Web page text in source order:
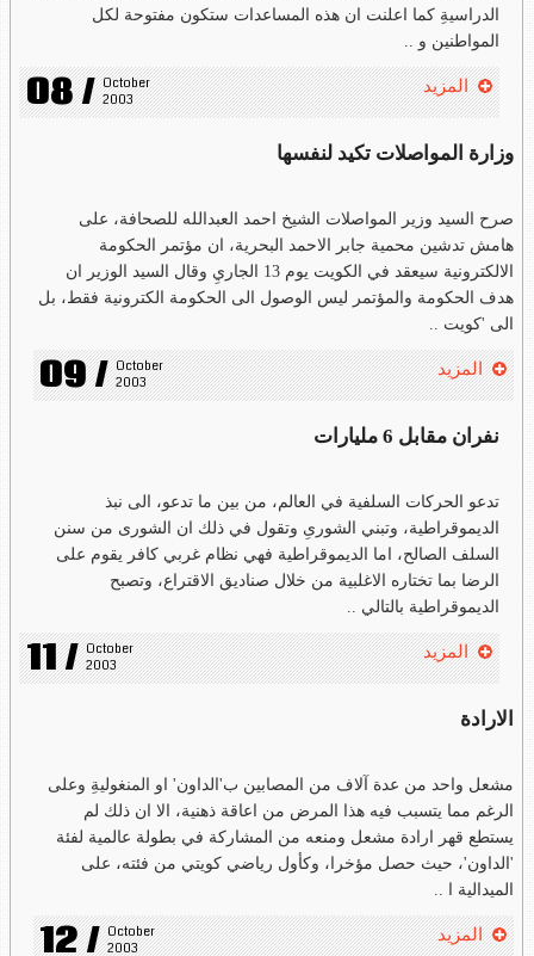
الدراسيةِ كما اعلنت ان هذه المساعدات ستكون مفتوحة لكل
المواطنين و ..
08 / October
2003
المزيد
وزارة المواصلات تكيد لنفسها
صرح السيد وزير المواصلات الشيخ احمد العبدالله للصحافة، على
هامش تدشين محمية جابر الاحمد البحرية، ان مؤتمر الحكومة
الالكترونية سيعقد في الكويت يوم 13 الجاريِ وقال السيد الوزير ان
هدف الحكومة والمؤتمر ليس الوصول الى الحكومة الكترونية فقط، بل
الى 'كويت ..
09 / October
2003
المزيد
نفران مقابل 6 مليارات
تدعو الحركات السلفية في العالم، من بين ما تدعو، الى نبذ
الديموقراطية، وتبني الشورىِ وتقول في ذلك ان الشورى من سنن
السلف الصالح، اما الديموقراطية فهي نظام غربي كافر يقوم على
الرضا بما تختاره الاغلبية من خلال صناديق الاقتراع، وتصبح
الديموقراطية بالتالي ..
11 / October
2003
المزيد
الارادة
مشعل واحد من عدة آلاف من المصابين ب'الداون' او المنغوليةِ وعلى
الرغم مما يتسبب فيه هذا المرض من اعاقة ذهنية، الا ان ذلك لم
يستطع قهر ارادة مشعل ومنعه من المشاركة في بطولة عالمية لفئة
'الداون'، حيث حصل مؤخرا، وكأول رياضي كويتي من فئته، على
الميدالية ا ..
12 / October
2003
المزيد